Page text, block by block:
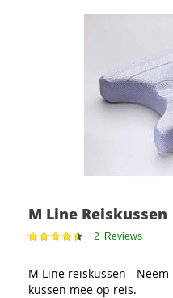
M Line Reiskussen
Waardering:2 Reviews
M Line reiskussen -
kussen mee op reis.